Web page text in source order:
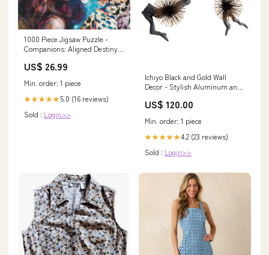
1000 Piece Jigsaw Puzzle -
Companions: Aligned Destiny |
US$ 26.99
Min. order: 1 piece
★★★★★5.0 (16 reviews)
Sold : Login>>
Ichiyo Black and Gold Wall
Decor - Stylish Aluminum and
Interiors Soho Grey
US$ 120.00
Min. order: 1 piece
★★★★★4.2 (23 reviews)
Sold : Login>>